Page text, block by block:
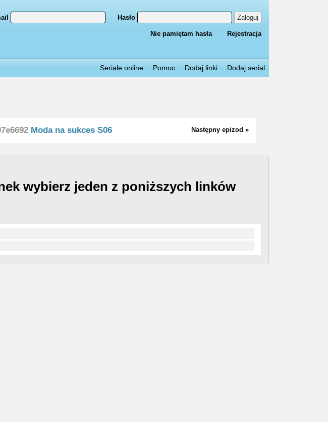
Hasło Zaloguj
Nie pamiętam hasła Rejestracja
Seriale online Pomoc Dodaj linki Dodaj serial
Następny epizod »
Moda na sukces S06
wybierz jeden z poniższych linków